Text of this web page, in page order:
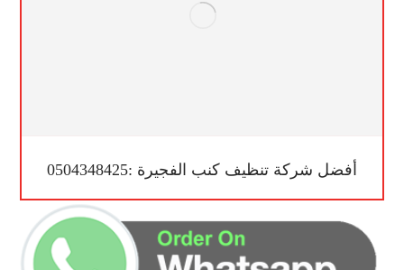
أفضل شركة تنظيف كنب الفجيرة :0504348425